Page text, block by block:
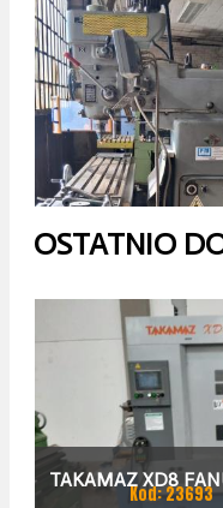
OSTATNIO
TAKAMAZ XD8
Kod: 23693